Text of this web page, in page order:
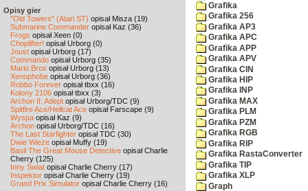
Opisy gier
"Old Towers" (Atari ST) opisał Misza (19)
Submarine Commander opisał Kaz (36)
Frogs opisał Xeen (0)
Choplifter! opisał Urborg (0)
Joust opisał Urborg (17)
Commando opisał Urborg (35)
Mario Bros opisał Urborg (13)
Xenophobe opisał Urborg (36)
Robbo Forever opisał tbxx (16)
Kolony 2106 opisał tbxx (3)
Archon II: Adept opisał Urborg/TDC (9)
Spitfire Ace/Hellcat Ace opisał Farscape (9)
Wyspa opisał Kaz (9)
Archon opisał Urborg/TDC (16)
The Last Starfighter opisał TDC (30)
Dwie Wieże opisał Muffy (19)
Basil The Great Mouse Detective opisał Charlie
Cherry (125)
Inny Świat opisał Charlie Cherry (17)
Inspektor opisał Charlie Cherry (19)
Grand Prix Simulator opisał Charlie Cherry (16)
Grafika
Grafika 256
Grafika AP3
Grafika APC
Grafika APP
Grafika APV
Grafika CIN
Grafika HIP
Grafika INP
Grafika MAX
Grafika PLM
Grafika PZM
Grafika RGB
Grafika RIP
Grafika RastaConverter
Grafika TIP
Grafika XLP
Graph